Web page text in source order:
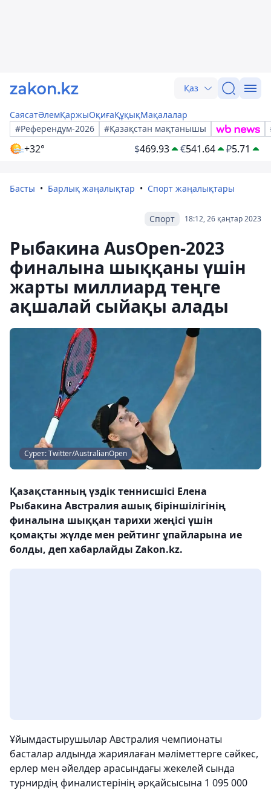
Қаз
СаясатӘлемҚаржыОқиғаҚұқықМақалалар
#Референдум-2026
#Қазақстан мақтанышы
+32° $469.93 €541.64 ₽5.71
Басты Барлық жаңалықтар Спорт жаңалықтары
18:12, 26 қаңтар 2023
Спорт
Рыбакина AusOpen-2023
финалына шыққаны үшін
жарты миллиард теңге
ақшалай сыйақы алады
Сурет: Twitter/AustralianOpen
Қазақстанның үздік теннисшісі Елена
Рыбакина Австралия ашық біріншілігінің
финалына шыққан тарихи жеңісі үшін
қомақты жүлде мен рейтинг ұпайларына ие
болды, деп хабарлайды Zakon.kz.
Ұйымдастырушылар Австралия чемпионаты
басталар алдында жариялаған мәліметтерге сәйкес,
ерлер мен әйелдер арасындағы жекелей сында
турнирдің финалистерінің әрқайсысына 1 095 000